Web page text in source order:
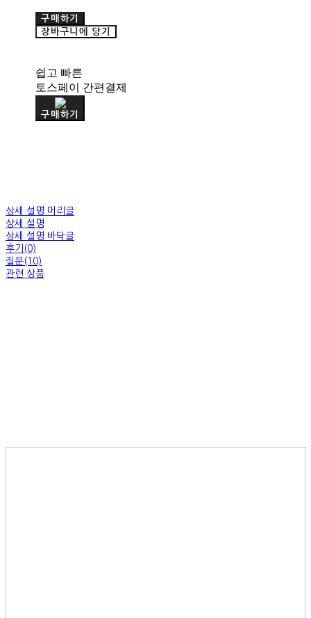
구매하기
장바구니에 담기
쉽고 빠른
토스페이 간편결제
구매하기
상세 설명 머리글
상세 설명
상세 설명 바닥글
후기(0)
질문(10)
관련 상품